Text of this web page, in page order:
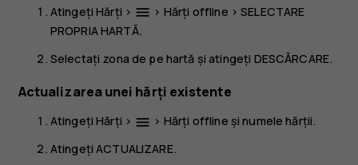
AtingețiHărți > menu > Hărți offline >SELECTARE
PROPRIA HARTĂ.
Selectați zona de pe hartă și atingeți DESCĂRCARE.
Actualizarea unei hărți existente
AtingețiHărți > menu > Hărți offline și numele hărții.
AtingețiACTUALIZARE.